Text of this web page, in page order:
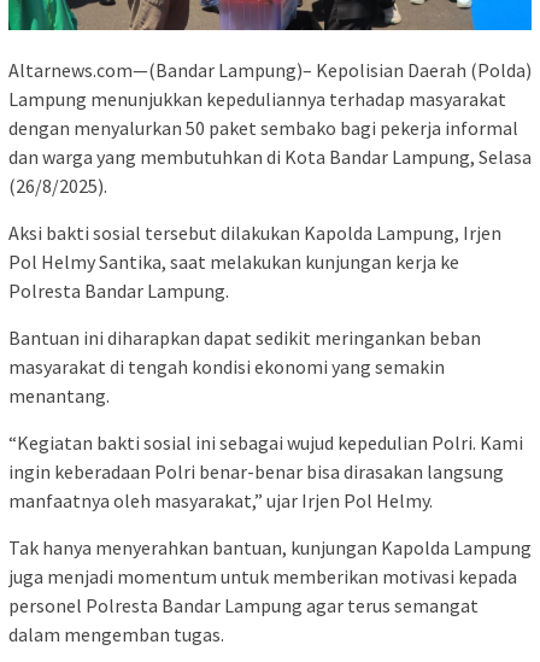
Altarnews.com—(Bandar Lampung)– Kepolisian Daerah (Polda)
Lampung menunjukkan kepeduliannya terhadap masyarakat
dengan menyalurkan 50 paket sembako bagi pekerja informal
dan warga yang membutuhkan di Kota Bandar Lampung, Selasa
(26/8/2025).
Aksi bakti sosial tersebut dilakukan Kapolda Lampung, Irjen
Pol Helmy Santika, saat melakukan kunjungan kerja ke
Polresta Bandar Lampung.
Bantuan ini diharapkan dapat sedikit meringankan beban
masyarakat di tengah kondisi ekonomi yang semakin
menantang.
“Kegiatan bakti sosial ini sebagai wujud kepedulian Polri. Kami
ingin keberadaan Polri benar-benar bisa dirasakan langsung
manfaatnya oleh masyarakat,” ujar Irjen Pol Helmy.
Tak hanya menyerahkan bantuan, kunjungan Kapolda Lampung
juga menjadi momentum untuk memberikan motivasi kepada
personel Polresta Bandar Lampung agar terus semangat
dalam mengemban tugas.